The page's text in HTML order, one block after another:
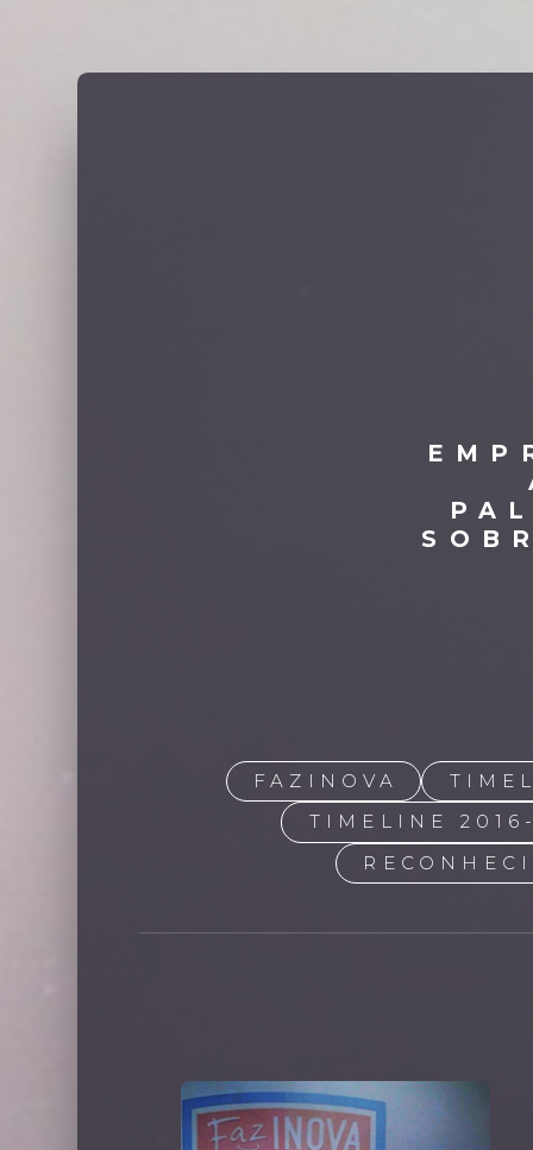
FAZINOVA
TIMELINE